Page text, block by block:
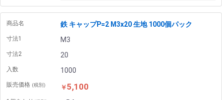
商品名 鉄 キャップP=2 M3x20 生地 1000個パック
寸法1 M3
寸法2 20
入数 1000
販売価格 (税別) ￥5,100